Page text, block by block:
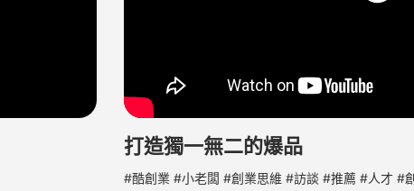
打造獨一無二的爆品
#酷創業 #小老闆 #創業思維 #訪談 #推薦 #人才 #